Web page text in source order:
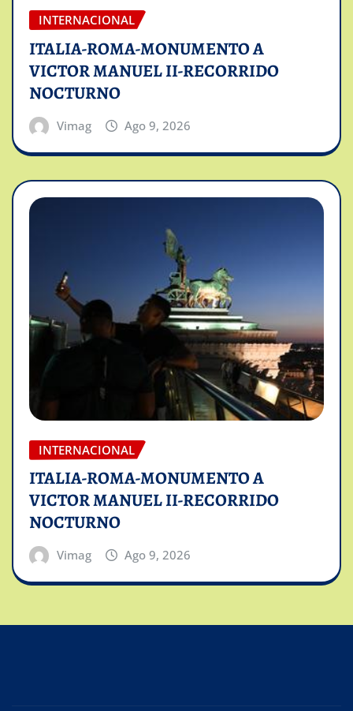
INTERNACIONAL
ITALIA-ROMA-MONUMENTO A
VICTOR MANUEL II-RECORRIDO
NOCTURNO
Vimag Ago 9, 2026
INTERNACIONAL
ITALIA-ROMA-MONUMENTO A
VICTOR MANUEL II-RECORRIDO
NOCTURNO
Vimag Ago 9, 2026